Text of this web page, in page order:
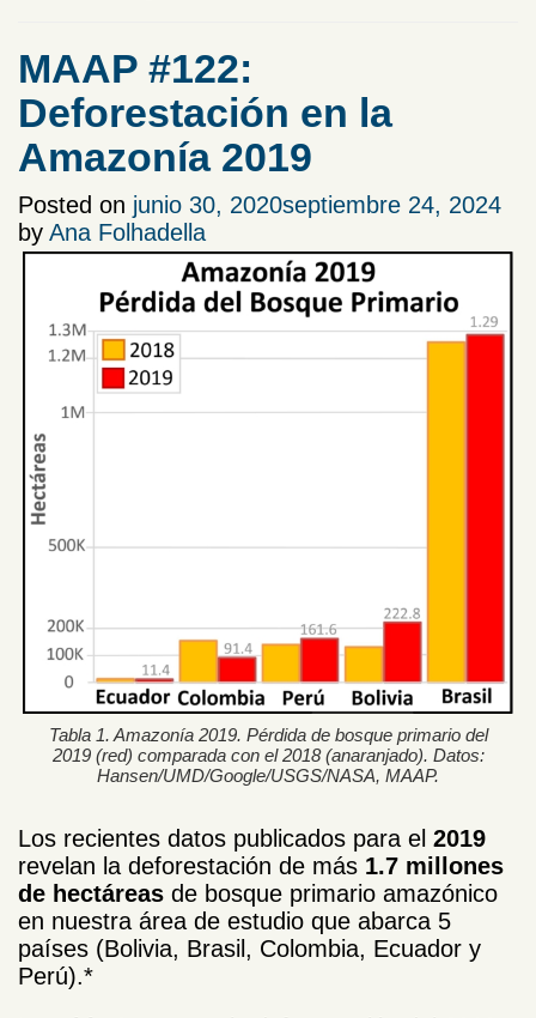
MAAP #122:
Deforestación en la
Amazonía 2019
Posted on junio 30, 2020septiembre 24, 2024
by Ana Folhadella
Tabla 1. Amazonía 2019. Pérdida de bosque primario del
2019 (red) comparada con el 2018 (anaranjado). Datos:
Hansen/UMD/Google/USGS/NASA, MAAP.
Los recientes datos publicados para el 2019
revelan la deforestación de más 1.7 millones
de hectáreas de bosque primario amazónico
en nuestra área de estudio que abarca 5
países (Bolivia, Brasil, Colombia, Ecuador y
Perú).*